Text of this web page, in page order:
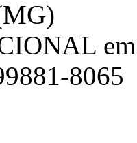
8065